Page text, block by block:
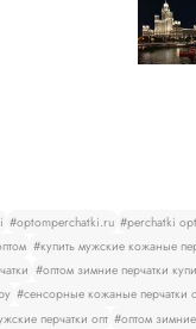
#optomperchatki.ru #perchatki
#купить мужские кожаные
#оптом зимние перчатки
#сенсорные кожаные перчатки
перчатки опт #оптом